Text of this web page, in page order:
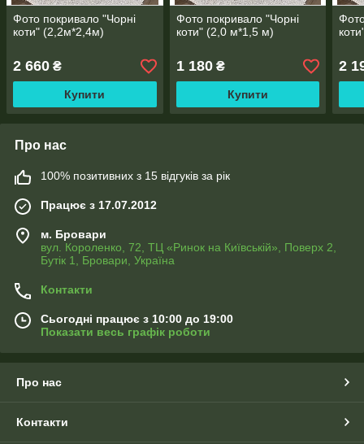
Фото покривало "Чорні
коти" (2,2м*2,4м)
2 660 ₴
Купити
Фото покривало "Чорні
коти" (2,0 м*1,5 м)
1 180₴
Купити
2
Про нас
100% позитивних з 15 відгуків за рік
Працює з 17.07.2012
м. Бровари
вул. Короленко, 72, ТЦ «Ринок на Київській», Поверх 2,
Бутік 1, Бровари, Україна
Контакти
Сьогодні працює з 10:00 до 19:00
Показати весь графік роботи
Про нас
Контакти